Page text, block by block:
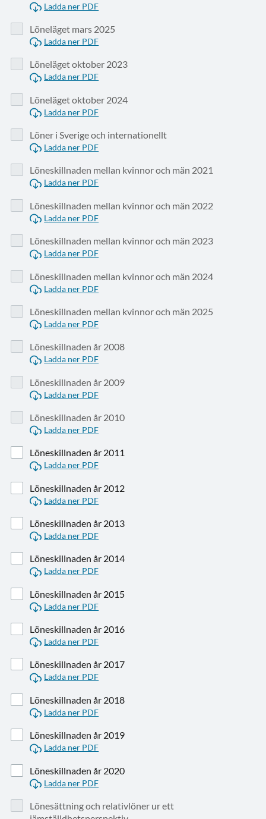
Ladda ner PDF
Löneläget mars 2025
Ladda ner PDF
Löneläget oktober 2023
Ladda ner PDF
Löneläget oktober 2024
Ladda ner PDF
Löner i Sverige och internationellt
Ladda ner PDF
Löneskillnaden mellan kvinnor och män 2021
Ladda ner PDF
Löneskillnaden mellan kvinnor och män 2022
Ladda ner PDF
Löneskillnaden mellan kvinnor och män 2023
Ladda ner PDF
Löneskillnaden mellan kvinnor och män 2024
Ladda ner PDF
Löneskillnaden mellan kvinnor och män 2025
Ladda ner PDF
Löneskillnaden år 2008
Ladda ner PDF
Löneskillnaden år 2009
Ladda ner PDF
Löneskillnaden år 2010
Ladda ner PDF
Löneskillnaden år 2011
Ladda ner PDF
Löneskillnaden år 2012
Ladda ner PDF
Löneskillnaden år 2013
Ladda ner PDF
Löneskillnaden år 2014
Ladda ner PDF
Löneskillnaden år 2015
Ladda ner PDF
Löneskillnaden år 2016
Ladda ner PDF
Löneskillnaden år 2017
Ladda ner PDF
Löneskillnaden år 2018
Ladda ner PDF
Löneskillnaden år 2019
Ladda ner PDF
Löneskillnaden år 2020
Ladda ner PDF
Lönesättning och relativlöner ur ett